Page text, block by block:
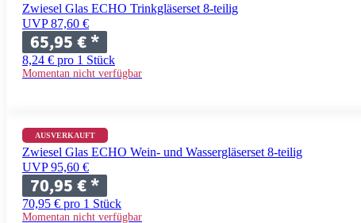
Zwiesel Glas ECHO Trinkgläserset 8-teilig
UVP 87,60 €
65,95 € *
8,24 € pro 1 Stück
Momentan nicht verfügbar
AUSVERKAUFT
Zwiesel Glas ECHO Wein- und Wassergläserset 8-teilig
UVP 95,60 €
70,95 € *
70,95 € pro 1 Stück
Momentan nicht verfügbar